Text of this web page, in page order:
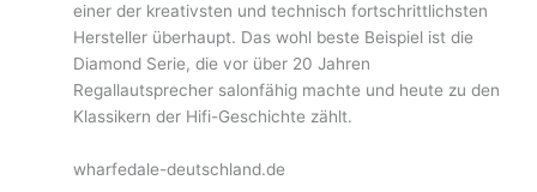
einer der kreativsten und technisch fortschrittlichsten
Hersteller überhaupt. Das wohl beste Beispiel ist die
Diamond Serie, die vor über 20 Jahren
Regallautsprecher salonfähig machte und heute zu den
Klassikern der Hifi-Geschichte zählt.
wharfedale-deutschland.de